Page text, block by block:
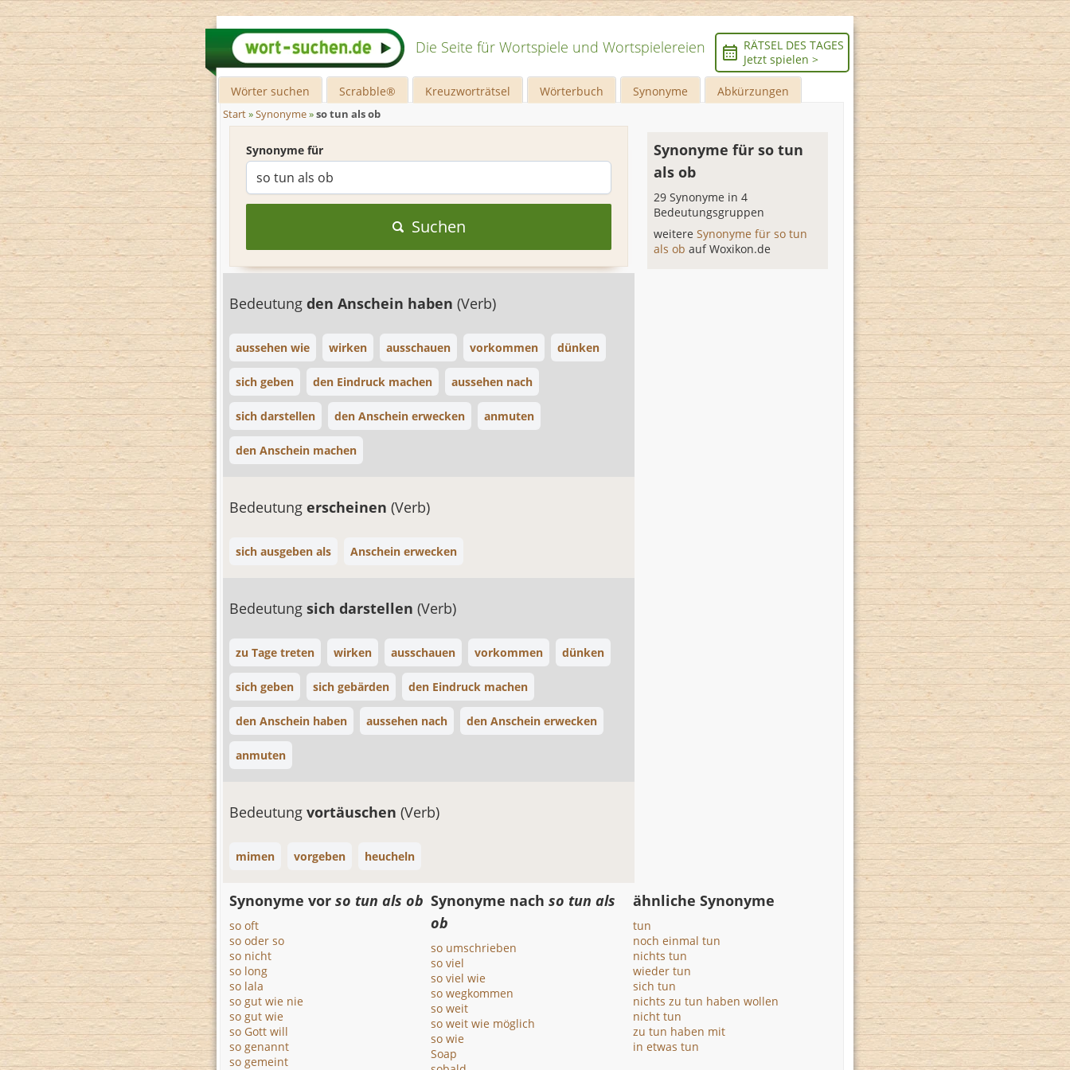
Die Seite für Wortspiele und Wortspielereien
RÄTSEL DES TAGES
Jetzt spielen >
Wörter suchen Scrabble® Kreuzworträtsel Wörterbuch Synonyme Abkürzungen
Start»Synonyme»so tun als ob
Synonyme für
Suchen
Bedeutung den Anschein haben (Verb)
aussehen wie wirken ausschauen vorkommen dünken
sich geben den Eindruck machen aussehen nach
sich darstellen den Anschein erwecken anmuten
den Anschein machen
Bedeutung erscheinen (Verb)
sich ausgeben als Anschein erwecken
Bedeutung sich darstellen (Verb)
zu Tage treten wirken ausschauen vorkommen dünken
sich geben sich gebärden den Eindruck machen
den Anschein haben aussehen nach den Anschein erwecken
anmuten
Bedeutung vortäuschen (Verb)
mimen vorgeben heucheln
Synonyme für so tun
als ob
29 Synonyme in 4
Bedeutungsgruppen
weitereSynonyme für so tun
als obauf Woxikon.de
Synonyme vor so tun als ob
so oft
so oder so
so nicht
so long
so lala
so gut wie nie
so gut wie
so Gott will
so genannt
so gemeint
Synonyme nachso tun als
ob
so umschrieben
so viel
so viel wie
so wegkommen
so weit
so weit wie möglich
so wie
Soap
ähnliche Synonyme
tun
noch einmal tun
nichts tun
wieder tun
sich tun
nichts zu tun haben wollen
nicht tun
zu tun haben mit
in etwas tun